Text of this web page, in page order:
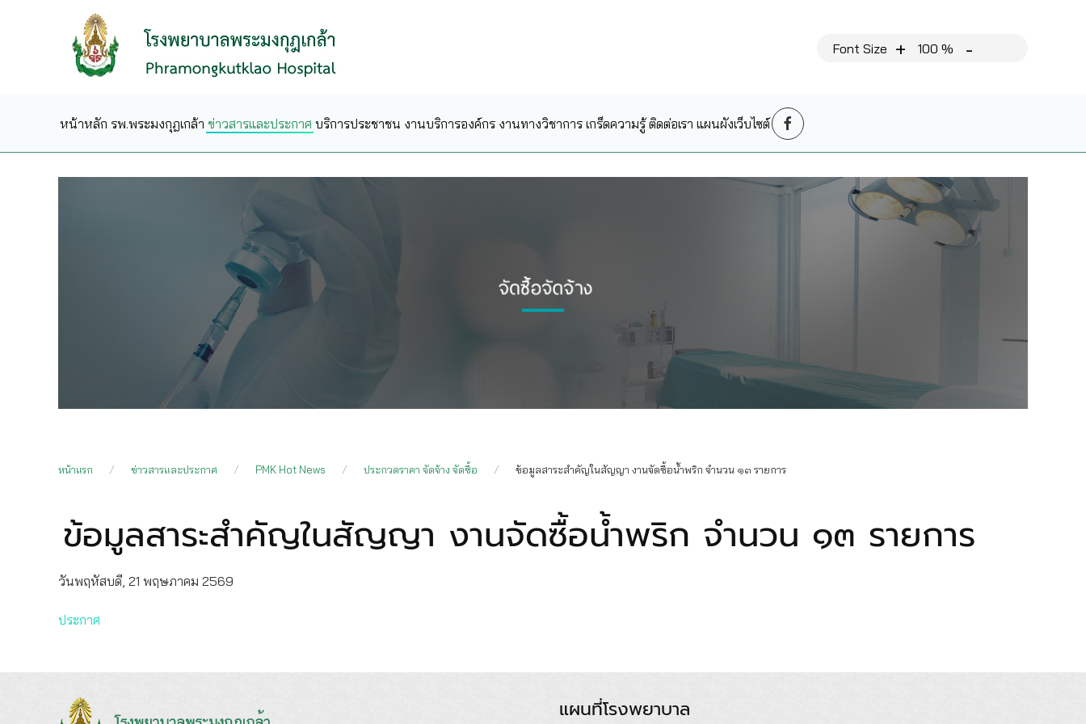
Skip to main content Font Size + 100 % -
หน้าหลัก รพ.พระมงกุฎเกล้า ข่าวสารและประกาศ บริการประชาชน งานบริการองค์กร งานทางวิชาการ เกร็ดความรู้ ติดต่อเรา แผนผังเว็บไซต์
หน้าแรก ข่าวสารและประกาศ PMK Hot News ประกวดราคา จัดจ้าง จัดซื้อ ข้อมูลสาระสำคัญในสัญญา งานจัดซื้อน้ำพริก จำนวน ๑๓ รายการ
ข้อมูลสาระสำคัญในสัญญา งานจัดซื้อน้ำพริก จำนวน ๑๓ รายการ
วันพฤหัสบดี, 21 พฤษภาคม 2569
ประกาศ
แผนที่โรงพยาบาล